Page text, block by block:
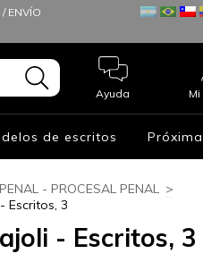
ENVÍO
Ayuda
de escritos
PENAL - PROCESAL PENAL
>
Escritos, 3
- Escritos, 3